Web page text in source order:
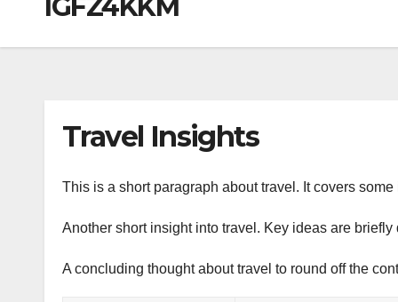
IGFZ4KKM
Travel Insights
This is a short paragraph about travel. It covers
Another short insight into travel. Key ideas are briefly
A concluding thought about travel to round off the
m